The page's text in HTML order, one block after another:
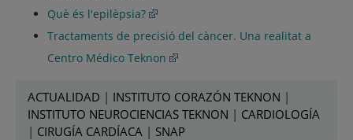
Què és l'epilèpsia?
Tractaments de precisió del càncer. Una realitat a
Centro Médico Teknon
ACTUALIDAD | INSTITUTO CORAZÓN TEKNON |
INSTITUTO NEUROCIENCIAS TEKNON | CARDIOLOGÍA
| CIRUGÍA CARDÍACA | SNAP